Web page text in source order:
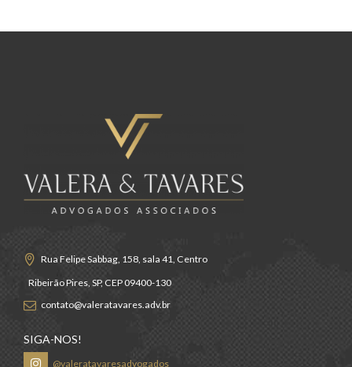
Rua Felipe Sabbag, 158, sala 41, Centro
Ribeirão Pires, SP, CEP 09400-130
contato@valeratavares.adv.br
SIGA-NOS!
@valeratavaresadvogados